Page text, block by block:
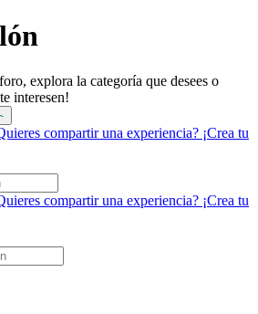
explora la categoría que desees o
interesen!
compartir una experiencia? ¡Crea tu
compartir una experiencia? ¡Crea tu